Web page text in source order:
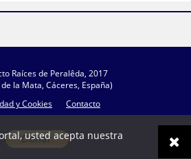
Raíces de Peralêda, 2017
la Mata, Cáceres, España)
y Cookies
Contacto
usted acepta nuestra